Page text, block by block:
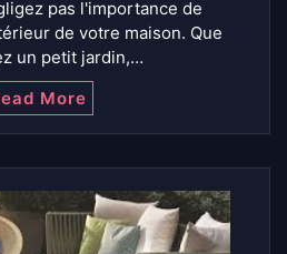
pas l'importance de
de votre maison. Que
un petit jardin,…
More